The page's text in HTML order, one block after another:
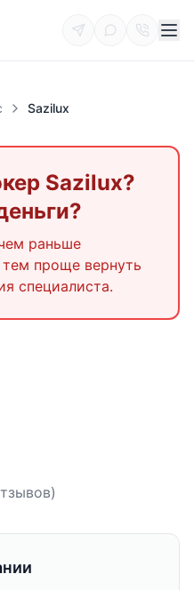
Sazilux
Sazilux?
раньше
проще вернуть
специалиста.